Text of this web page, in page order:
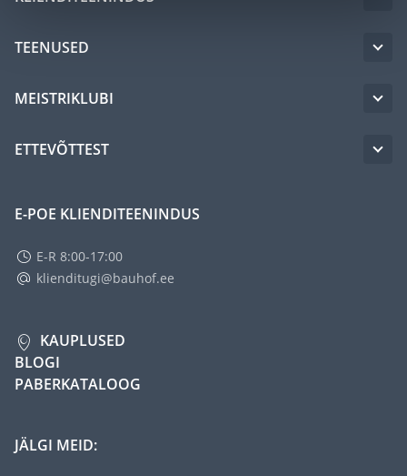
TEENUSED
MEISTRIKLUBI
ETTEVÕTTEST
E-POE KLIENDITEENINDUS
E-R 8:00-17:00
klienditugi@bauhof.ee
KAUPLUSED
BLOGI
PABERKATALOOG
JÄLGI MEID: